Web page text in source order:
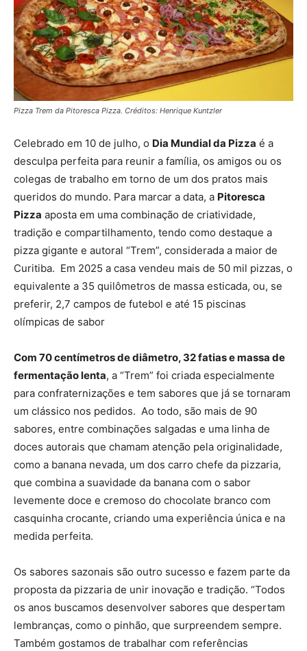
Pizza Trem da Pitoresca Pizza. Créditos: Henrique Kuntzler
Celebrado em 10 de julho, o Dia Mundial da Pizza é a
desculpa perfeita para reunir a família, os amigos ou os
colegas de trabalho em torno de um dos pratos mais
queridos do mundo. Para marcar a data, a Pitoresca
Pizza aposta em uma combinação de criatividade,
tradição e compartilhamento, tendo como destaque a
pizza gigante e autoral “Trem”, considerada a maior de
Curitiba. Em 2025 a casa vendeu mais de 50 mil pizzas, o
equivalente a 35 quilômetros de massa esticada, ou, se
preferir, 2,7 campos de futebol e até 15 piscinas
olímpicas de sabor
Com 70 centímetros de diâmetro, 32 fatias e massa de
fermentação lenta, a “Trem” foi criada especialmente
para confraternizações e tem sabores que já se tornaram
um clássico nos pedidos. Ao todo, são mais de 90
sabores, entre combinações salgadas e uma linha de
doces autorais que chamam atenção pela originalidade,
como a banana nevada, um dos carro chefe da pizzaria,
que combina a suavidade da banana com o sabor
levemente doce e cremoso do chocolate branco com
casquinha crocante, criando uma experiência única e na
medida perfeita.
Os sabores sazonais são outro sucesso e fazem parte da
proposta da pizzaria de unir inovação e tradição. “Todos
os anos buscamos desenvolver sabores que despertam
lembranças, como o pinhão, que surpreendem sempre.
Também gostamos de trabalhar com referências